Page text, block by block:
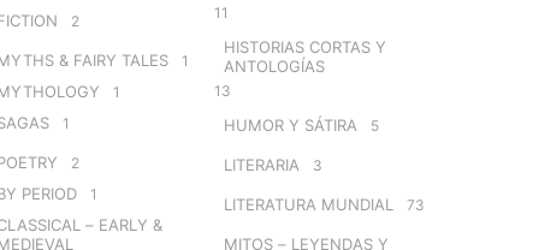
2
& FAIRY TALES 1
1
1
2
PERIOD 1
– EARLY &
11
HISTORIAS CORTAS Y
ANTOLOGÍAS
13
HUMOR Y SÁTIRA 5
LITERARIA 3
LITERATURA MUNDIAL 73
MITOS – LEYENDAS Y